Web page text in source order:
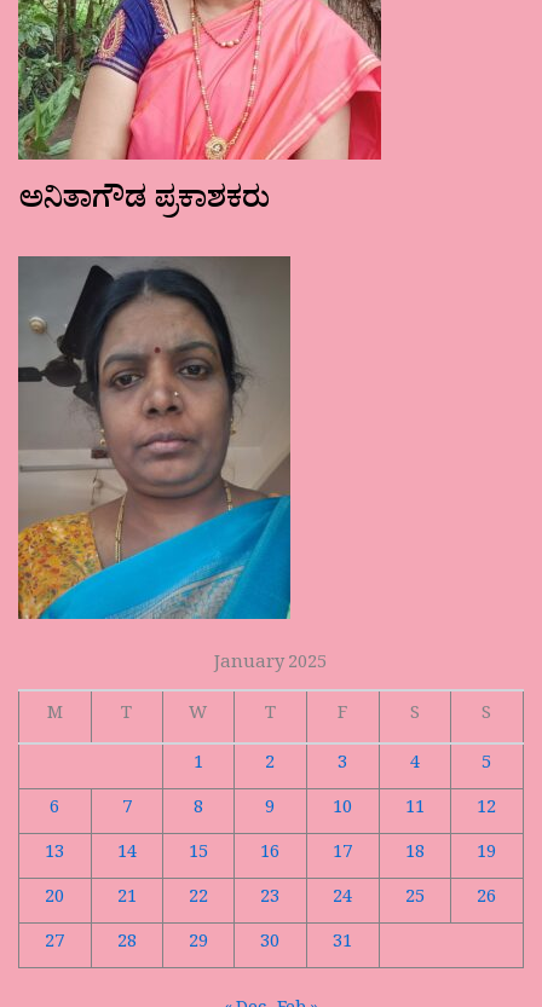
ಅನಿತಾಗೌಡ ಪ್ರಕಾಶಕರು
January 2025
M
T W T F S
S
1
2 3 4
5
6
7 8 9 10 11
12
13
14 15 16 17 18
19
20
21 22 23 24 25
26
27
28 29 30 31